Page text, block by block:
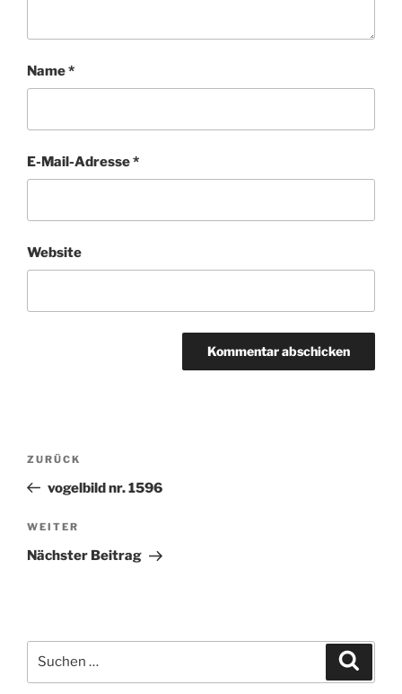
Name*
E-Mail-Adresse*
Website
Beitragsnavigation
Vorheriger
Beitrag
ZURÜCK
vogelbild nr. 1596
Nächster
Beitrag
WEITER
Nächster Beitrag
Suchen